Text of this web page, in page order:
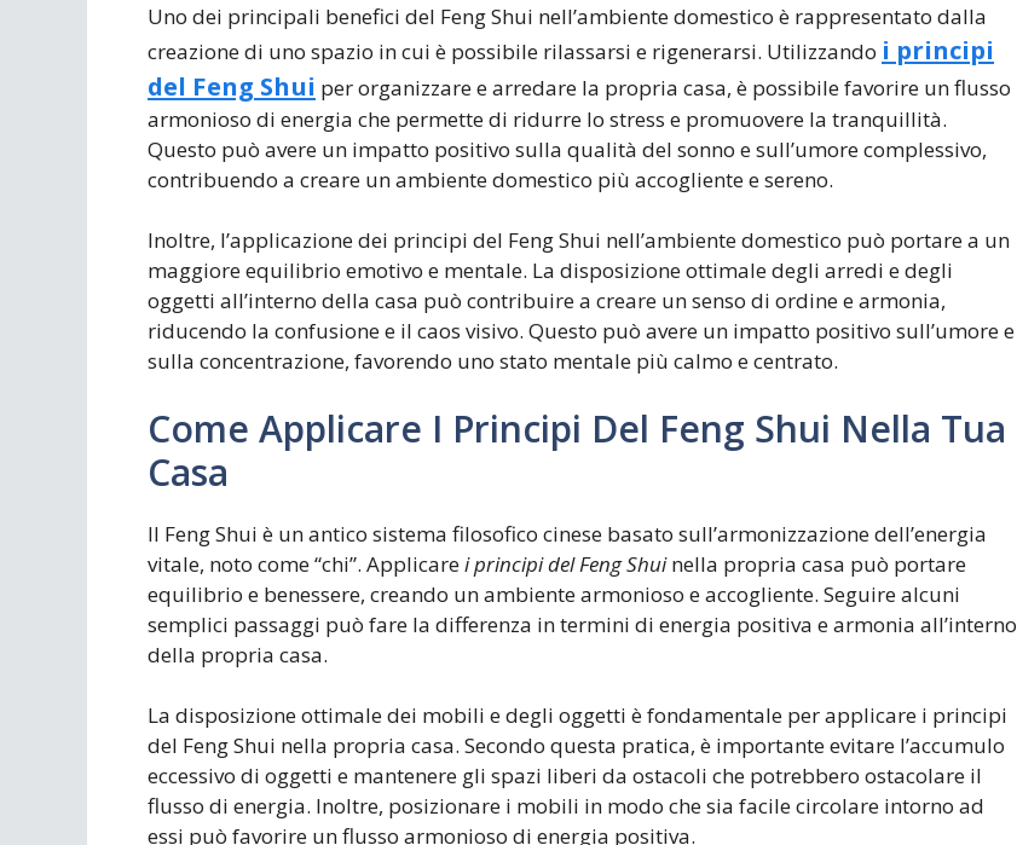
Uno dei principali benefici del Feng Shui nell’ambiente domestico è rappresentato dalla
creazione di uno spazio in cui è possibile rilassarsi e rigenerarsi. Utilizzando i principi
del Feng Shui per organizzare e arredare la propria casa, è possibile favorire un flusso
armonioso di energia che permette di ridurre lo stress e promuovere la tranquillità.
Questo può avere un impatto positivo sulla qualità del sonno e sull’umore complessivo,
contribuendo a creare un ambiente domestico più accogliente e sereno.
Inoltre, l’applicazione dei principi del Feng Shui nell’ambiente domestico può portare a un
maggiore equilibrio emotivo e mentale. La disposizione ottimale degli arredi e degli
oggetti all’interno della casa può contribuire a creare un senso di ordine e armonia,
riducendo la confusione e il caos visivo. Questo può avere un impatto positivo sull’umore e
sulla concentrazione, favorendo uno stato mentale più calmo e centrato.
Come Applicare I Principi Del Feng Shui Nella Tua
Casa
Il Feng Shui è un antico sistema filosofico cinese basato sull’armonizzazione dell’energia
vitale, noto come “chi”. Applicarei principi del Feng Shuinella propria casa può portare
equilibrio e benessere, creando un ambiente armonioso e accogliente. Seguire alcuni
semplici passaggi può fare la differenza in termini di energia positiva e armonia all’interno
della propria casa.
La disposizione ottimale dei mobili e degli oggetti è fondamentale per applicare i principi
del Feng Shui nella propria casa. Secondo questa pratica, è importante evitare l’accumulo
eccessivo di oggetti e mantenere gli spazi liberi da ostacoli che potrebbero ostacolare il
flusso di energia. Inoltre, posizionare i mobili in modo che sia facile circolare intorno ad
essi può favorire un flusso armonioso di energia positiva.